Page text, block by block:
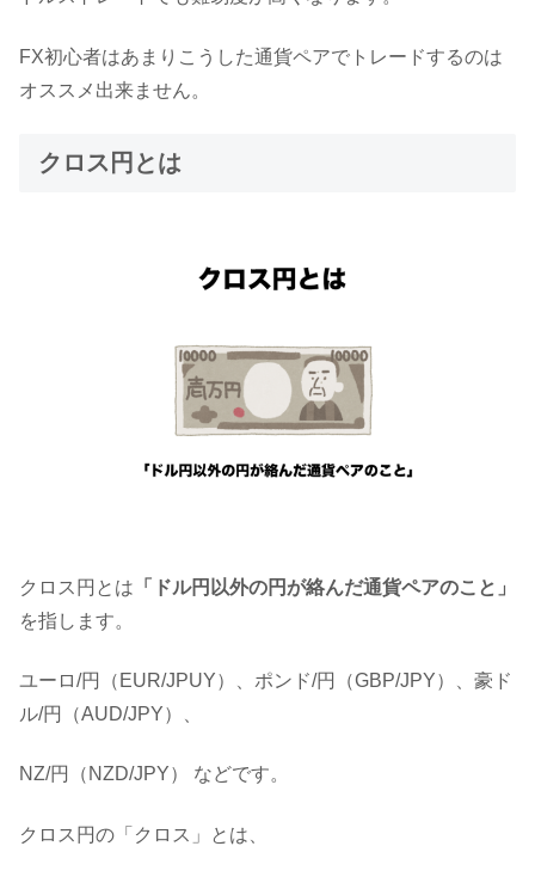
FX初心者はあまりこうした通貨ペアでトレードするのは
オススメ出来ません。
クロス円とは
クロス円とは 「ドル円以外の円が絡んだ通貨ペアのこと」
を指します。
ユーロ/円（EUR/JPUY）、ポンド/円（GBP/JPY）、豪ド
ル/円（AUD/JPY）、
NZ/円（NZD/JPY） などです。
クロス円の「クロス」とは、